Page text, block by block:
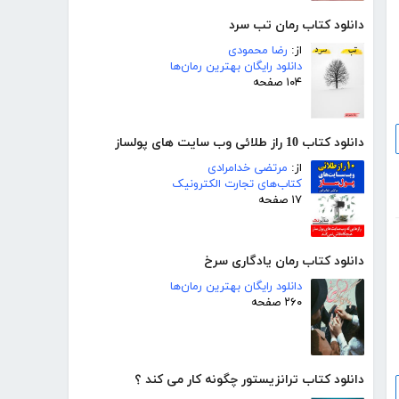
دانلود کتاب رمان تب سرد
از: رضا محمودی
دانلود رایگان بهترین رمان‌ها
۱۰۴ صفحه
دانلود کتاب 10 راز طلائی وب سایت های پولساز
از: مرتضی خدامرادی
کتاب‌های تجارت الکترونیک
۱۷ صفحه
دانلود کتاب رمان یادگاری سرخ
دانلود رایگان بهترین رمان‌ها
۲۶۰ صفحه
دانلود کتاب ترانزیستور چگونه کار می کند ؟